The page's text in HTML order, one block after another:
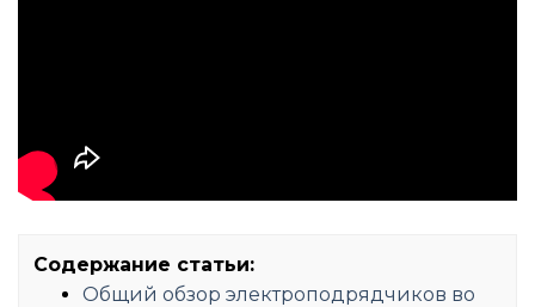
Содержание статьи:
Общий обзор электроподрядчиков во